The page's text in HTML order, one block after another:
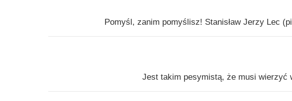
Pomyśl, zanim pomyślisz! Stanisław Jerzy Lec
Jest takim pesymistą, że musi wierzyć